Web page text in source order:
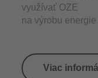
využívať OZE
na výrobu
Viac